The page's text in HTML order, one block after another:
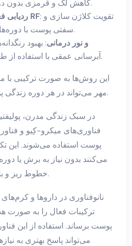
کاهش لک و قرمزی بدون دوران نقاهت طولانی.
ردیابی فعال با فناوری امواج RF: تقویت کلاژن سازی و
سفتی پوست با دوره‌های کوتاه و بدون درد.
پلتفرم‌های LED و نور درمانی: بهبود
آبرسانی عمقی با استفاده از طول موج‌های مختلف.
این روش‌ها به صورت ترکیبی با
مهر می‌تواند در هر دوره زندگی پوست را جوان‌تر نگه دارد.
در سبک زندگی مدرن،
فناوری‌های میکرو-کِیو و
پوست استفاده می‌شوند. این
می‌کنند بدون نیاز به برش یا
خطوط ریز و بافت پوست همراه هستند.
نانوفناوری در داروها و
ترکیبات فعال را به صورت
پوست برساند. استفاده از این
می‌تواند پاسخ بهتری به